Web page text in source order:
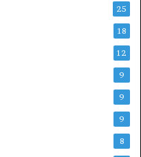
25
18
12
9
9
9
8